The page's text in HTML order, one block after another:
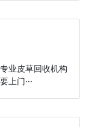
业皮草回收机构
上门···